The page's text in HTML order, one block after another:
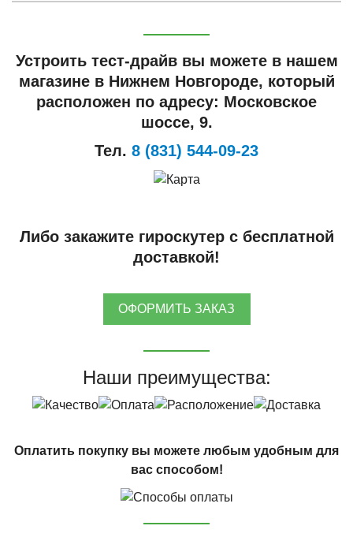
Устроить тест-драйв вы можете в нашем
магазине в Нижнем Новгороде, который
расположен по адресу: Московское
шоссе, 9.
Тел. 8 (831) 544-09-23
Либо закажите гироскутер с бесплатной
доставкой!
ОФОРМИТЬ ЗАКАЗ
Наши преимущества:
Оплатить покупку вы можете любым удобным для
вас способом!